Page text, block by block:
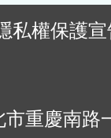
私權保護
市重慶南路